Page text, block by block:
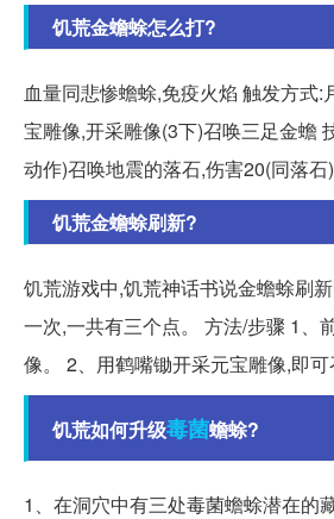
饥荒金蟾蜍怎么打?
血量同悲惨蟾蜍,免疫火焰 触发方式:
宝雕像,开采雕像(3下)召唤三足金蟾
动作)召唤地震的落石,伤害20(同落石
饥荒金蟾蜍刷新?
饥荒游戏中,饥荒神话书说金蟾蜍刷
一次,一共有三个点。 方法/步骤 1、
像。 2、用鹤嘴锄开采元宝雕像,即可
饥荒如何升级毒菌蟾蜍?
1、在洞穴中有三处毒菌蟾蜍潜在的